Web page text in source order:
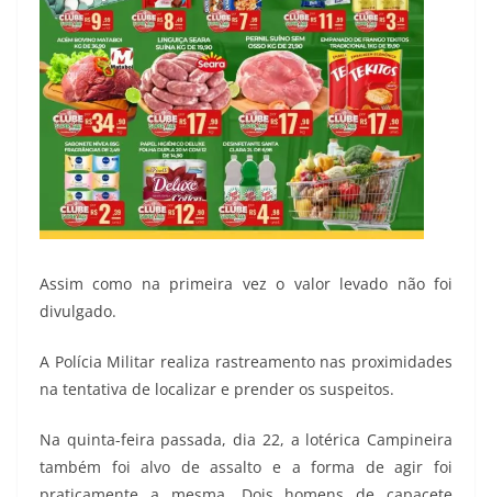
Assim como na primeira vez o valor levado não foi
divulgado.
A Polícia Militar realiza rastreamento nas proximidades
na tentativa de localizar e prender os suspeitos.
Na quinta-feira passada, dia 22, a lotérica Campineira
também foi alvo de assalto e a forma de agir foi